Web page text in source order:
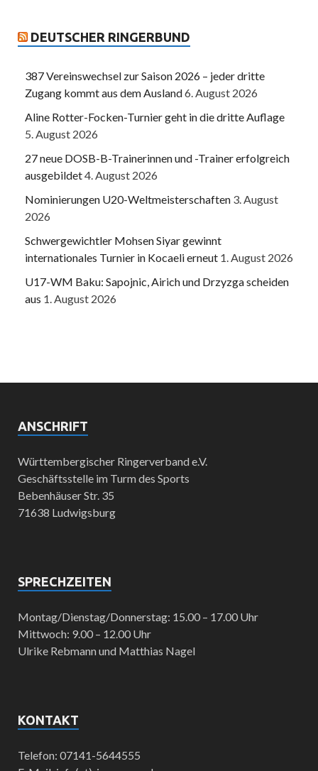
DEUTSCHER RINGERBUND
387 Vereinswechsel zur Saison 2026 – jeder dritte
Zugang kommt aus dem Ausland6. August 2026
Aline Rotter-Focken-Turnier geht in die dritte Auflage
5. August 2026
27 neue DOSB-B-Trainerinnen und -Trainer erfolgreich
ausgebildet4. August 2026
Nominierungen U20-Weltmeisterschaften 3. August
2026
Schwergewichtler Mohsen Siyar gewinnt
internationales Turnier in Kocaeli erneut 1. August 2026
U17-WM Baku: Sapojnic, Airich und Drzyzga scheiden
aus 1. August 2026
ANSCHRIFT
Württembergischer Ringerverband e.V.
Geschäftsstelle im Turm des Sports
Bebenhäuser Str. 35
71638 Ludwigsburg
SPRECHZEITEN
Montag/Dienstag/Donnerstag: 15.00 – 17.00 Uhr
Mittwoch: 9.00 – 12.00 Uhr
Ulrike Rebmann und Matthias Nagel
KONTAKT
Telefon: 07141-5644555